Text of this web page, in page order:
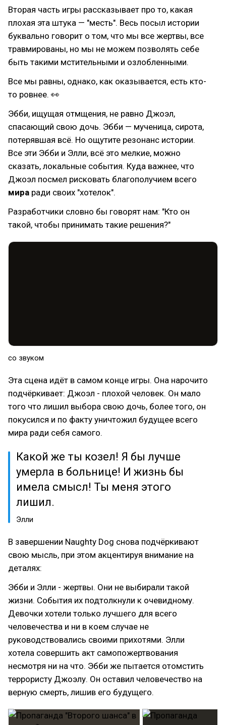
Вторая часть игры рассказывает про то, какая
плохая эта штука — "месть". Весь посыл истории
буквально говорит о том, что мы все жертвы, все
травмированы, но мы не можем позволять себе
быть такими мстительными и озлобленными.
Все мы равны, однако, как оказывается, есть кто-
то ровнее. 👀
Эбби, ищущая отмщения, не равно Джоэл,
спасающий свою дочь. Эбби — мученица, сирота,
потерявшая всё. Но ощутите резонанс истории.
Все эти Эбби и Элли, всё это мелкие, можно
сказать, локальные события. Куда важнее, что
Джоэл посмел рисковать благополучием всего
мира ради своих "хотелок".
Разработчики словно бы говорят нам: "Кто он
такой, чтобы принимать такие решения?"
со звуком
Эта сцена идёт в самом конце игры. Она нарочито
подчёркивает: Джоэл - плохой человек. Он мало
того что лишил выбора свою дочь, более того, он
покусился и по факту уничтожил будущее всего
мира ради себя самого.
Какой же ты козел! Я бы лучше
умерла в больнице! И жизнь бы
имела смысл! Ты меня этого
лишил.
Элли
В завершении Naughty Dog снова подчёркивают
свою мысль, при этом акцентируя внимание на
деталях:
Эбби и Элли - жертвы. Они не выбирали такой
жизни. События их подтолкнули к очевидному.
Девочки хотели только лучшего для всего
человечества и ни в коем случае не
руководствовались своими прихотями. Элли
хотела совершить акт самопожертвования
несмотря ни на что. Эбби же пытается отомстить
террористу Джоэлу. Он оставил человечество на
верную смерть, лишив его будущего.